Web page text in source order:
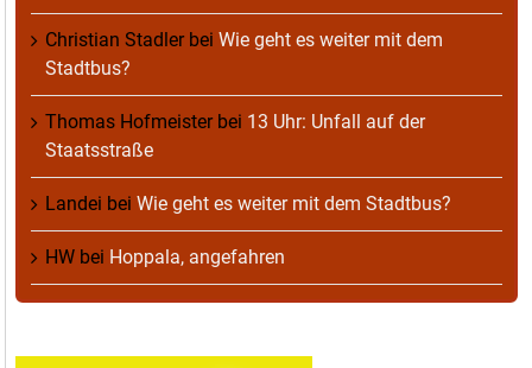
Christian Stadlerbei Wie geht es weiter mit dem
Stadtbus?
Thomas Hofmeisterbei 13 Uhr: Unfall auf der
Staatsstraße
Landei bei Wie geht es weiter mit dem Stadtbus?
HW bei Hoppala, angefahren